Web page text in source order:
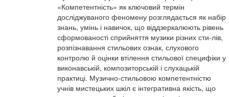
«Компетентність» як ключовий термін
досліджуваного феномену розглядається як набір
знань, умінь і навичок, що віддзеркалюють рівень
сформованості сприйняття музики різних сти-лів,
розпізнавання стильових ознак, слухового
контролю й оцінки втілення стильової специфіки у
виконавській, композиторській і слухацькій
практиці. Музично-стильовою компетентністю
учнів мистецьких шкіл є інтегративна якість, що